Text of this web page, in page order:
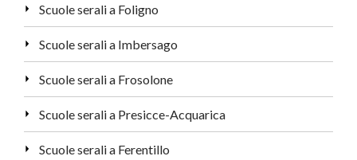
Scuole serali a Foligno
Scuole serali a Imbersago
Scuole serali a Frosolone
Scuole serali a Presicce-Acquarica
Scuole serali a Ferentillo